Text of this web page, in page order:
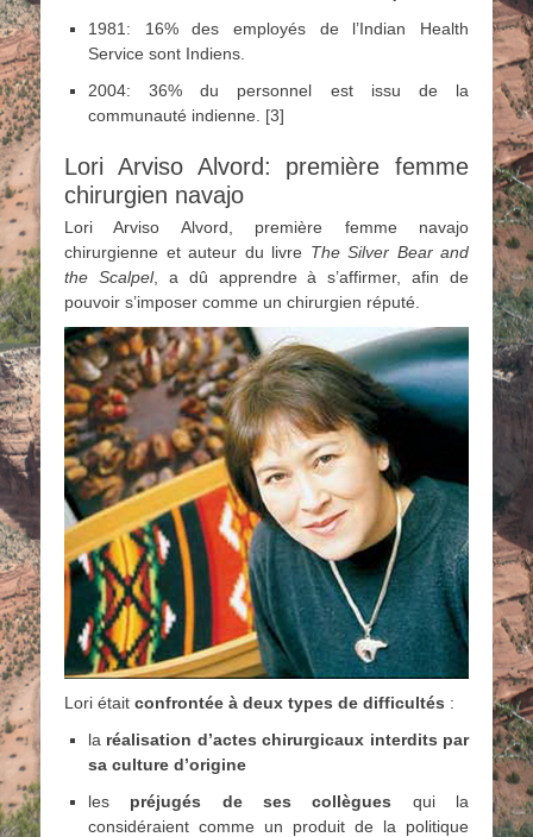
1981: 16% des employés de l’Indian Health
Service sont Indiens.
2004: 36% du personnel est issu de la
communauté indienne. [3]
Lori Arviso Alvord: première femme
chirurgien navajo
Lori Arviso Alvord, première femme navajo
chirurgienne et auteur du livre The Silver Bear and
the Scalpel, a dû apprendre à s’affirmer, afin de
pouvoir s’imposer comme un chirurgien réputé.
Lori était confrontée à deux types de difficultés :
la réalisation d’actes chirurgicaux interdits par
sa culture d’origine
les préjugés de ses collègues qui la
considéraient comme un produit de la politique